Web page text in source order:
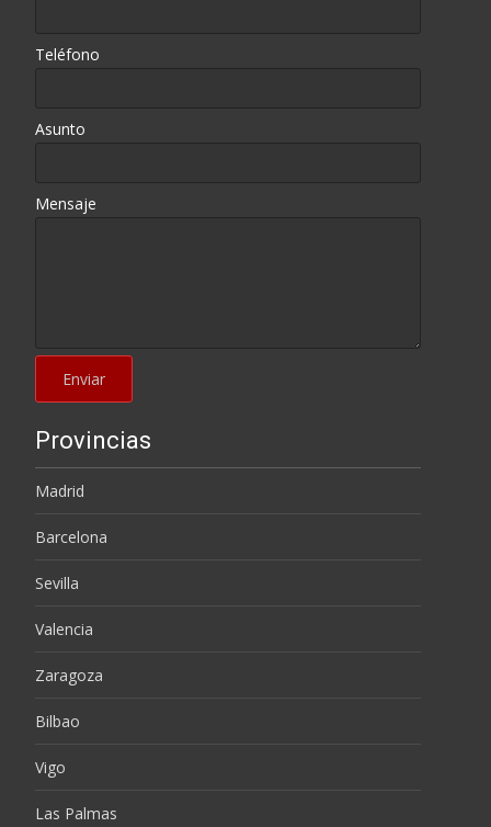
Teléfono
Asunto
Mensaje
Provincias
Madrid
Barcelona
Sevilla
Valencia
Zaragoza
Bilbao
Vigo
Las Palmas